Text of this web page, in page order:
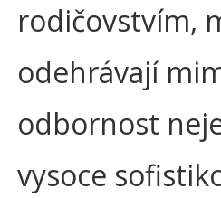
rodičovstvím,
odehrávají
odbornost
vysoce